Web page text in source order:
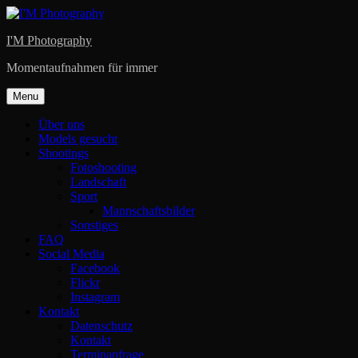
Skip
content
I'M Photography
Momentaufnahmen für immer
Menu
Über uns
Models gesucht
Shootings
Fotoshooting
Landschaft
Sport
Mannschaftsbilder
Sonstiges
FAQ
Social Media
Facebook
Flickr
Instagram
Kontakt
Datenschutz
Kontakt
Terminanfrage